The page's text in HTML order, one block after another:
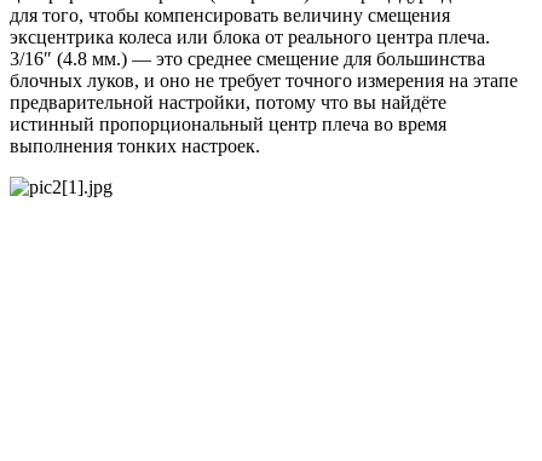
для того, чтобы компенсировать величину смещения
эксцентрика колеса или блока от реального центра плеча.
3/16″ (4.8 мм.) — это среднее смещение для большинства
блочных луков, и оно не требует точного измерения на этапе
предварительной настройки, потому что вы найдёте
истинный пропорциональный центр плеча во время
выполнения тонких настроек.